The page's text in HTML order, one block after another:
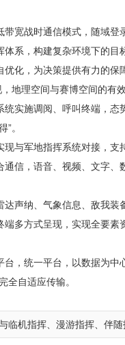
宽战时通信模式，随域登
系，构建复杂环境下的目
化，为决策提供有力的保
地理空间与赛博空间的有
实施调阅、呼叫终端，态
。
与军地指挥系统对接，支
信，语音、视频、文字、
声纳、气象信息、敌我装
多方式呈现，实现全要素
，统一平台，以数据为中
全自适应传输。
临机指挥、漫游指挥、伴